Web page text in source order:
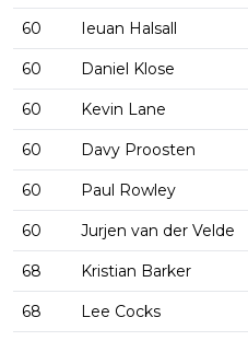
60 Ieuan Halsall
60 Daniel Klose
60 Kevin Lane
60 Davy Proosten
60 Paul Rowley
60 Jurjen van der Velde
68 Kristian Barker
68 Lee Cocks